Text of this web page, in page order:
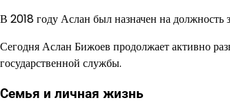
В 2018 году Аслан был назначен на
Сегодня Аслан Бижоев продолжает активно
государственной службы.
Семья и личная жизнь